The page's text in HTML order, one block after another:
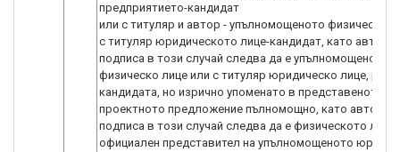
предприятието-кандидат
или с титуляр и автор - упълномощеното физическо
с титуляр юридическото лице-кандидат, като автор
подписа в този случай следва да е упълномощеното
физическо лице или с титуляр юридическо лице,
кандидата, но изрично упоменато в представеното
проектното предложение пълномощно, като автор на
подписа в този случай следва да е физическото лице-
официален представител на упълномощеното